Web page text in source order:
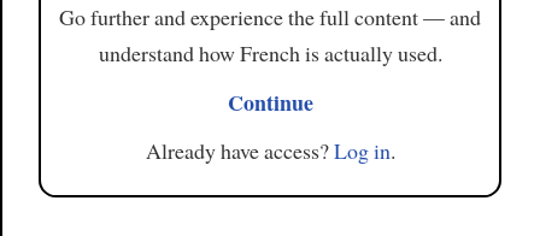
Go further and experience the full content — and
understand how French is actually used.
Continue
Already have access?Log in.